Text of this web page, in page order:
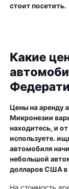
стоит посетить.
Какие
Цены на аренду
Микронезии
находитесь, и
используете.
автомобиля
небольшой
долларов США в
На стоимость